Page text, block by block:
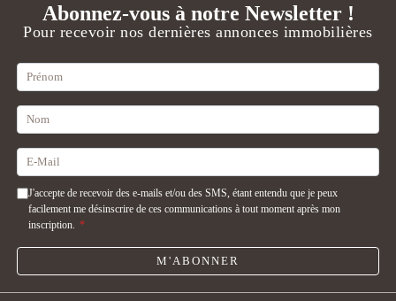
Abonnez-vous à notre Newsletter !
Pour recevoir nos dernières annonces immobilières
J'accepte de recevoir des e-mails et/ou des SMS, étant entendu que je peux
facilement me désinscrire de ces communications à tout moment après mon
inscription. *
M'ABONNER